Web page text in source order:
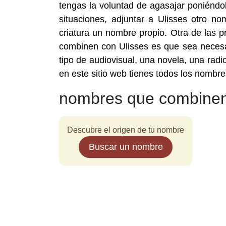
tengas la voluntad de agasajar
situaciones, adjuntar a Ulisses otro
criatura un nombre propio. Otra de las
combinen con Ulisses es que sea
tipo de audiovisual, una novela, una
en este sitio web tienes todos los
nombres que
Descubre el origen de tu nombre
Buscar un nombre